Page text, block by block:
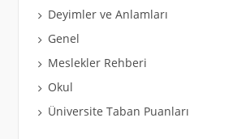
Deyimler ve Anlamları
Genel
Meslekler Rehberi
Okul
Üniversite Taban Puanları